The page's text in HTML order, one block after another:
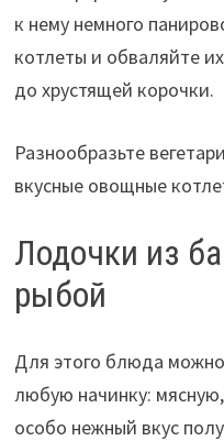
к нему немного
котлеты и обваляйте
до хрустящей корочки.
Разнообразьте
вкусные овощные
Лодочки из
рыбой
Для этого блюда
любую начинку:
особо нежный вкус